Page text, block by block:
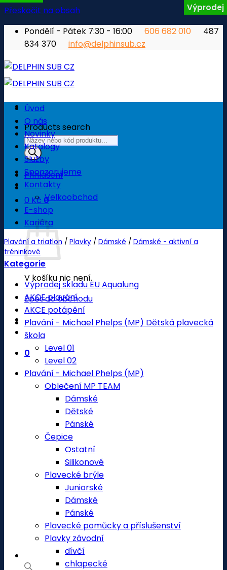
Přeskočit na obsah
Pondělí - Pátek 7:30 - 16:00
606 682 010
487
834 370
info@delphinsub.cz
Products search
Přihlášení
0 Kč 0
Košík
V košíku nic není.
Zpět do obchodu
0
Úvod
O nás
Novinky
Katalogy
Služby
Sponzorujeme
Kontakty
Velkoobchod
E-shop
Kariéra
Plavání a triatlon / Plavky / Dámské / Dámské - aktivní a
tréninkové
Kategorie
Výprodej skladu EU Aqualung
AKCE plavání
AKCE potápění
Plavání - Michael Phelps (MP) Dětská plavecká
škola
Level 01
Level 02
Plavání - Michael Phelps (MP)
Oblečení MP TEAM
Dámské
Dětské
Pánské
Čepice
Ostatní
Silikonové
Plavecké brýle
Juniorské
Dámské
Pánské
Plavecké pomůcky a příslušenství
Plavky závodní
dívčí
chlapecké
Výprodej